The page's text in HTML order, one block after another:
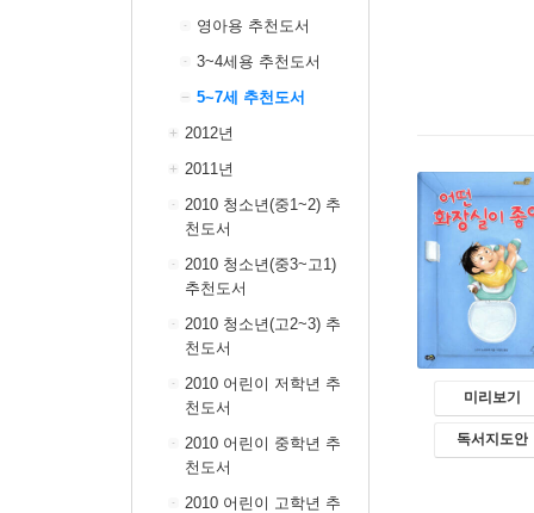
영아용 추천도서
3~4세용 추천도서
5~7세 추천도서
2012년
2011년
2010 청소년(중1~2) 추
천도서
2010 청소년(중3~고1)
추천도서
2010 청소년(고2~3) 추
천도서
2010 어린이 저학년 추
천도서
2010 어린이 중학년 추
천도서
2010 어린이 고학년 추
미리보기
독서지도안